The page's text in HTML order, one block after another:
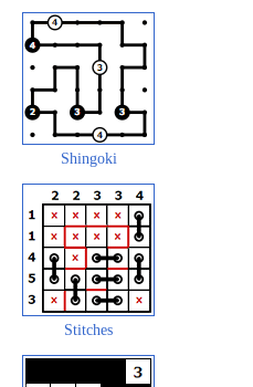
Shingoki
Stitches